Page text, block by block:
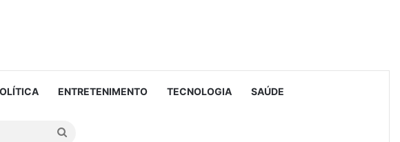
ENTRETENIMENTO TECNOLOGIA SAÚDE
Procurar